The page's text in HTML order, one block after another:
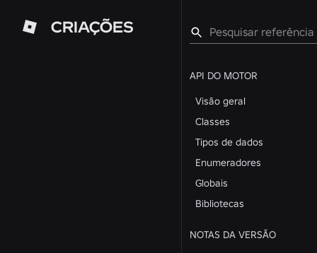
CRIAÇÕES
API DO MOTOR
Visão geral
Classes
Tipos de dados
Enumeradores
Globais
Bibliotecas
NOTAS DA VERSÃO